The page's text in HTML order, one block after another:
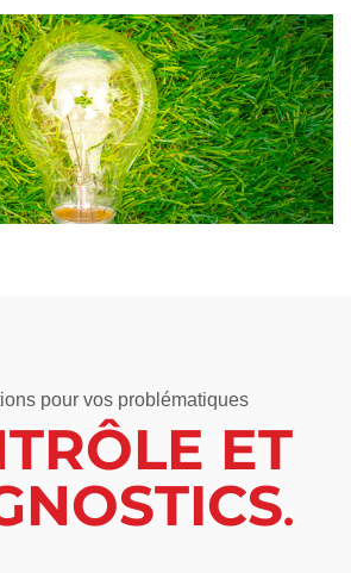
pour vos problématiques
ET